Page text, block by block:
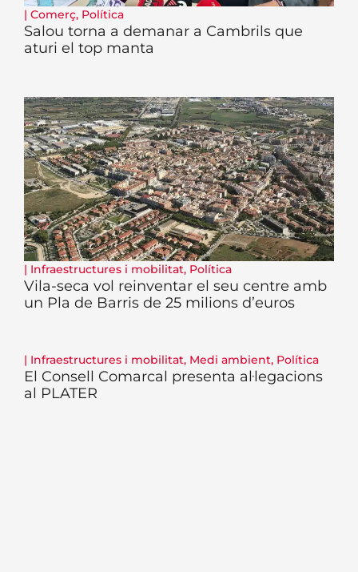
| Comerç, Política
Salou torna a demanar a Cambrils que
aturi el top manta
| Infraestructures i mobilitat, Política
Vila-seca vol reinventar el seu centre amb
un Pla de Barris de 25 milions d’euros
| Infraestructures i mobilitat, Medi ambient, Política
El Consell Comarcal presenta al·legacions
al PLATER